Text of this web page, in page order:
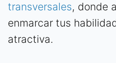
transversales, donde
enmarcar tus
atractiva.